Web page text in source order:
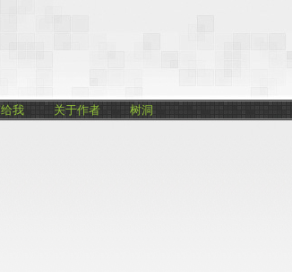
我 关于作者 树洞